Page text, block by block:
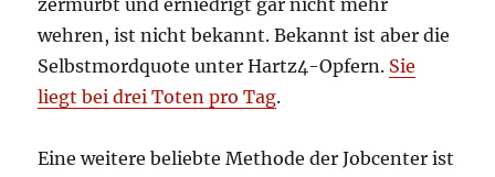
zermürbt und erniedrigt gar nicht mehr
wehren, ist nicht bekannt. Bekannt ist aber die
Selbstmordquote unter Hartz4-Opfern. Sie
liegt bei drei Toten pro Tag.
Eine weitere beliebte Methode der Jobcenter ist